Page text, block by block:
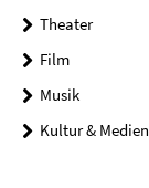
Theater
Film
Musik
Kultur & Medien